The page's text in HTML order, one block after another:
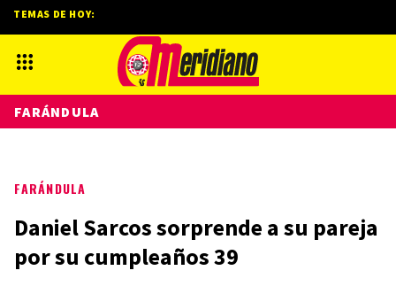
FARÁNDULA
Daniel Sarcos sorprende a su pareja
por su cumpleaños 39
TEMAS DE HOY:
FARÁNDULA